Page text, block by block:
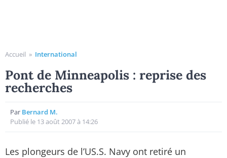
Accueil » International
Pont de Minneapolis : reprise des
recherches
Par Bernard M.
Publié le 13 août 2007 à 14:26
Les plongeurs de l’US.S. Navy ont retiré un